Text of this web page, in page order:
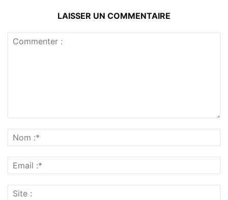
LAISSER UN COMMENTAIRE